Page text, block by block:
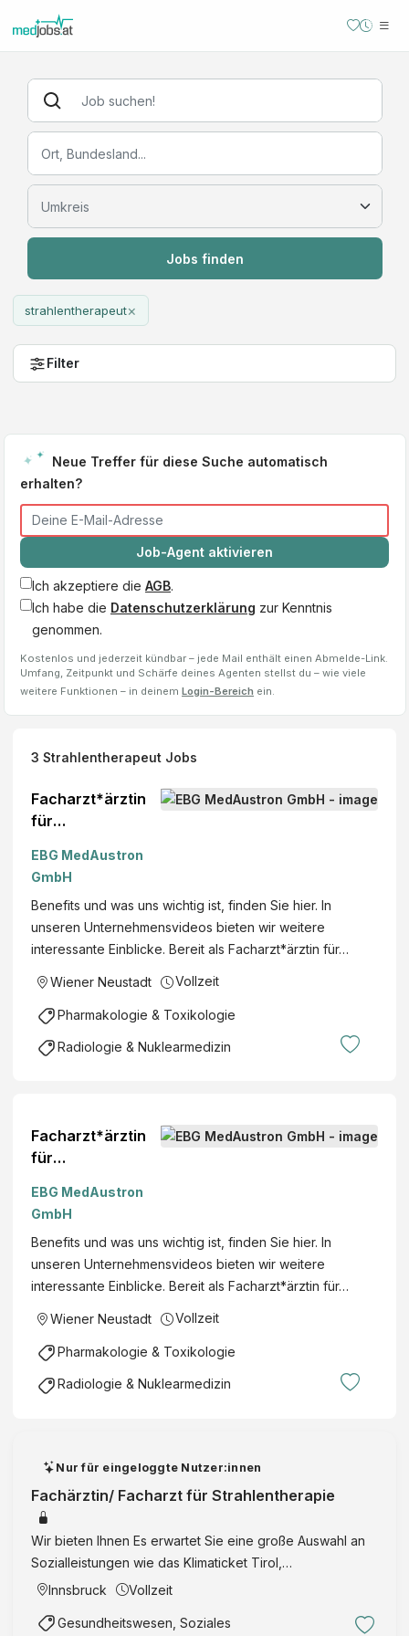
Jobs finden
strahlentherapeut×
Filter
Neue Treffer für diese Suche automatisch
erhalten?
Job-Agent aktivieren
Ich akzeptiere die AGB.
Ich habe die Datenschutzerklärung zur Kenntnis
genommen.
Kostenlos und jederzeit kündbar – jede Mail enthält einen Abmelde-Link.
Umfang, Zeitpunkt und Schärfe deines Agenten stellst du – wie viele
weitere Funktionen – in deinem Login-Bereich ein.
3 Strahlentherapeut Jobs
Facharzt*ärztin
für
Radioonkologie
(w/m/x) Wiener
Neustadt |
Vollzeit
EBG MedAustron
GmbH
Benefits und was uns wichtig ist, finden Sie hier. In
unseren Unternehmensvideos bieten wir weitere
interessante Einblicke. Bereit als Facharzt*ärztin für…
Wiener Neustadt Vollzeit
Pharmakologie & Toxikologie
Radiologie & Nuklearmedizin
Facharzt*ärztin
für
Radioonkologie
(w/m/x) Wiener
Neustadt |
Vollzeit
EBG MedAustron
GmbH
Benefits und was uns wichtig ist, finden Sie hier. In
unseren Unternehmensvideos bieten wir weitere
interessante Einblicke. Bereit als Facharzt*ärztin für…
Wiener Neustadt Vollzeit
Pharmakologie & Toxikologie
Radiologie & Nuklearmedizin
Nur für eingeloggte Nutzer:innen
Fachärztin/ Facharzt für Strahlentherapie
Wir bieten Ihnen Es erwartet Sie eine große Auswahl an
Sozialleistungen wie das Klimaticket Tirol,
Gemeinschaftstage, Pensionskasse und viele mehr:
Gesundheit Wohnen …
Innsbruck Vollzeit
Gesundheitswesen, Soziales